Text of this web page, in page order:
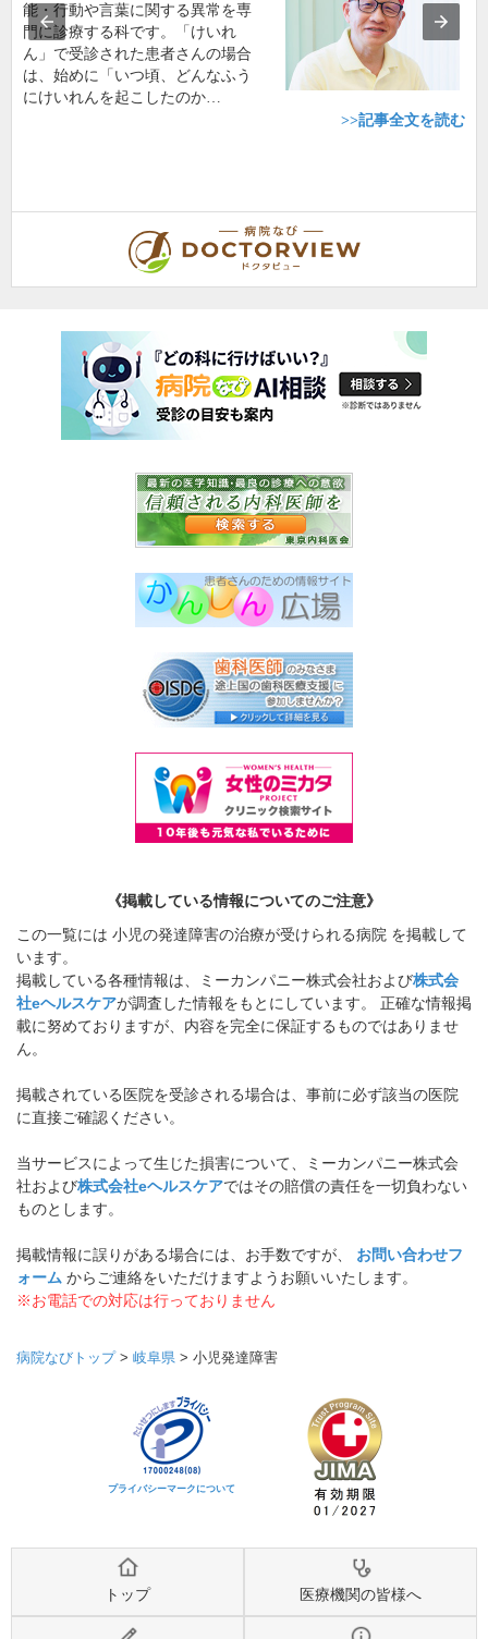
能・行動や言葉に関する異常を専
門に診療する科です。「けいれ
ん」で受診された患者さんの場合
は、始めに「いつ頃、どんなふう
にけいれんを起こしたのか…
>>記事全文を読む
《掲載している情報についてのご注意》
この一覧には 小児の発達障害の治療が受けられる病院 を掲載して
います。
掲載している各種情報は、ミーカンパニー株式会社および株式会
社eヘルスケアが調査した情報をもとにしています。 正確な情報掲
載に努めておりますが、内容を完全に保証するものではありませ
ん。
掲載されている医院を受診される場合は、事前に必ず該当の医院
に直接ご確認ください。
当サービスによって生じた損害について、ミーカンパニー株式会
社および株式会社eヘルスケアではその賠償の責任を一切負わない
ものとします。
掲載情報に誤りがある場合には、お手数ですが、 お問い合わせフ
ォーム からご連絡をいただけますようお願いいたします。
※お電話での対応は行っておりません
病院なびトップ> 岐阜県 > 小児発達障害
プライバシーマークについて
トップ 医療機関の皆様へ